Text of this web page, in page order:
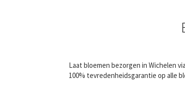
Laat bloemen bezorgen in Wichelen
100% tevredenheidsgarantie op alle